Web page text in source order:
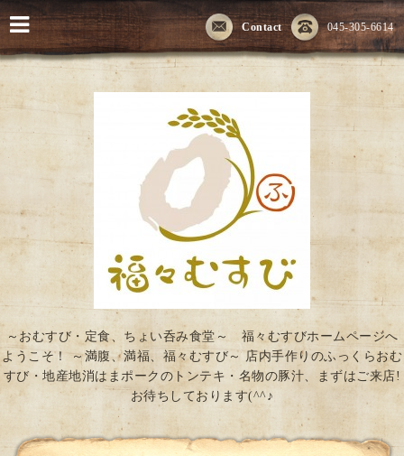
045-305-6614
Contact
～おむすび・定食、ちょい呑み食堂～ 福々むすびホームページへ
ようこそ！ ～満腹、満福、福々むすび～ 店内手作りのふっくらおむ
すび・地産地消はまポークのトンテキ・名物の豚汁、まずはご来店!
お待ちしております(^^♪